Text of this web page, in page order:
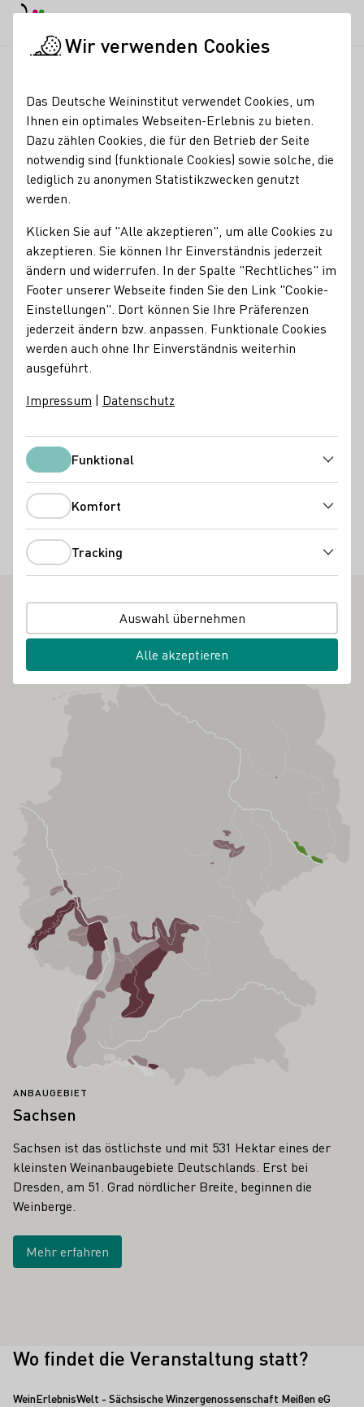
Weinlounge zum kleinen
Freitag
13.08.2618:00 - 22:00 Uhr
Nachfolgende Termine:
20.08.2618:00 - 22:00 Uhr
27.08.2618:00 - 22:00 Uhr
...entspannte Musik und leckere Weine zum Feierabend.
Zur Einstimmung auf das Wochenende laden wir euch ab
Mai jeden Donnerstag zu unserem „Kleinen Freitag“ in die
WeinErlebnisWelt in Meißen ein. Während Ihr leckeren
Meißner Wein zusammen mit Freunden genießt, werdet Ihr
entspannter Live-Musik verwöhnt. Natürlich dürfen kleine
Snacks dabei nicht fehlen. Bei schönem Wetter könnt Ihr
in unserem mediterranen Innenhof den Abend gemütlich
ausklingen lassen.
Eintritt frei
Kulinarik
ANBAUGEBIET
Sachsen
Sachsen ist das östlichste und mit 531 Hektar eines der
kleinsten Weinanbaugebiete Deutschlands. Erst bei
Dresden, am 51. Grad nördlicher Breite, beginnen die
Weinberge.
Mehr erfahren
Wo findet die Veranstaltung statt?
WeinErlebnisWelt - Sächsische Winzergenossenschaft Meißen eG
Wir verwenden Cookies
Das Deutsche Weininstitut verwendet Cookies, um
Ihnen ein optimales Webseiten-Erlebnis zu bieten.
Dazu zählen Cookies, die für den Betrieb der Seite
notwendig sind (funktionale Cookies) sowie solche, die
lediglich zu anonymen Statistikzwecken genutzt
werden.
Klicken Sie auf "Alle akzeptieren", um alle Cookies zu
akzeptieren. Sie können Ihr Einverständnis jederzeit
ändern und widerrufen. In der Spalte "Rechtliches" im
Footer unserer Webseite finden Sie den Link "Cookie-
Einstellungen". Dort können Sie Ihre Präferenzen
jederzeit ändern bzw. anpassen. Funktionale Cookies
werden auch ohne Ihr Einverständnis weiterhin
ausgeführt.
Impressum | Datenschutz
FunktionalFunktional
Komfort
Tracking
Auswahl übernehmen
Alle akzeptieren